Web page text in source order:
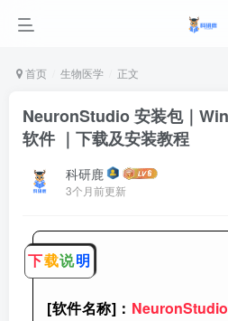
首页 生物医学 正文
NeuronStudio 安装包｜
软件 ｜下载及安装教程
科研鹿
3个月前更新
下载说明
[软件名称]： NeuronStudio